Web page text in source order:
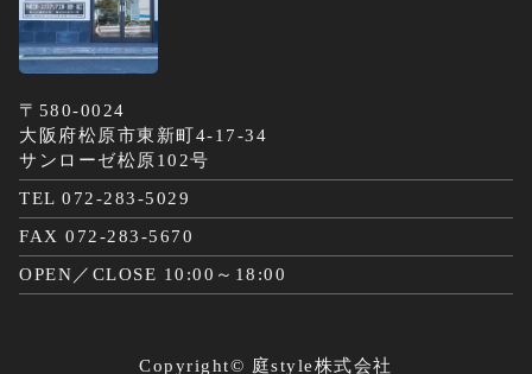
〒580-0024
大阪府松原市東新町4-17-34
サンローゼ松原102号
TEL 072-283-5029
FAX 072-283-5670
OPEN／CLOSE 10:00～18:00
Copyright© 庭style株式会社